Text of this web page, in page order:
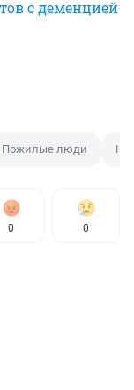
с деменцией
Пожилые люди
0 0